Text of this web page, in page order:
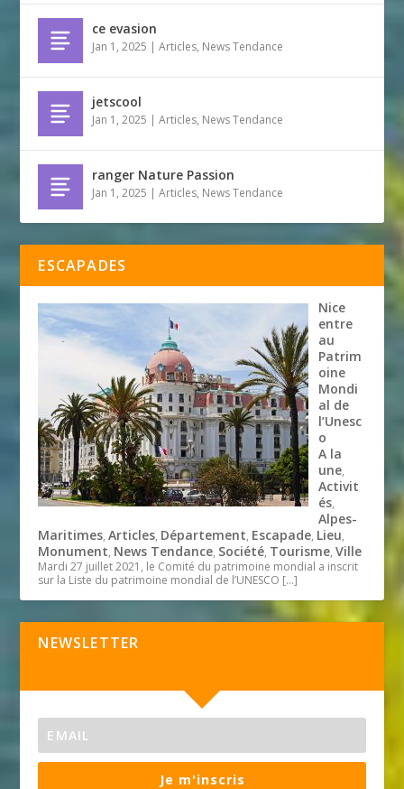
ce evasion
Jan 1, 2025 |Articles, News Tendance
jetscool
Jan 1, 2025 |Articles, News Tendance
ranger Nature Passion
Jan 1, 2025 |Articles, News Tendance
ESCAPADES
Nice
entre
au
Patrim
oine
Mondi
al de
l’Unesc
o
A la
une,
Activit
és,
Alpes-
Maritimes,Articles, Département, Escapade, Lieu,
Monument, News Tendance, Société, Tourisme,Ville
Mardi 27 juillet 2021, le Comité du patrimoine mondial a inscrit
sur la Liste du patrimoine mondial de l’UNESCO […]
NEWSLETTER
Je m'inscris